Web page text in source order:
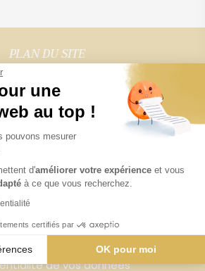
une
au top !
pouvons mesurer
d'améliorer votre expérience et vous
à ce que vous recherchez.
certifiés par
OK pour moi
PLAN DU SITE
Corps
Rendez-vous
LIENS UTILES
de vos données